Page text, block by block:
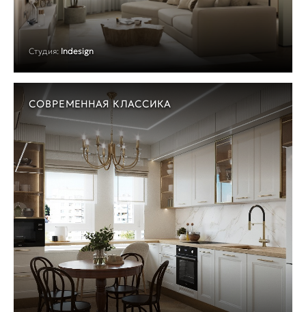
Студия: Indesign
СОВРЕМЕННАЯ КЛАССИКА